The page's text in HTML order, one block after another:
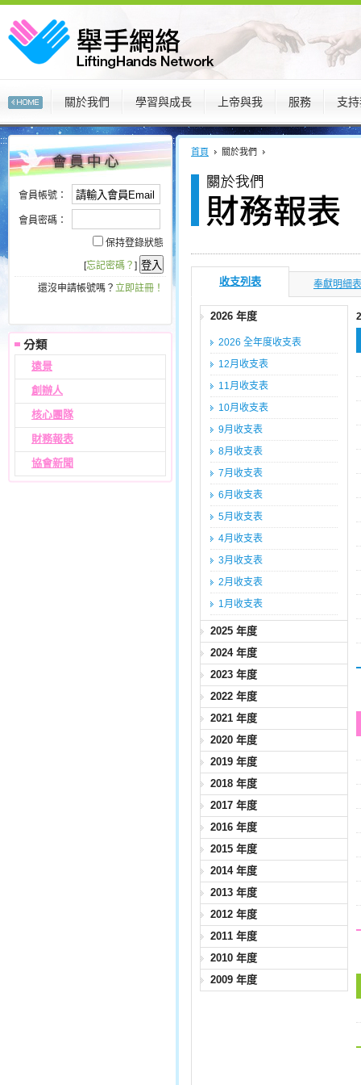
關於我們 學習與成長 上帝與我 服務 支
:::
會員帳號：
會員密碼：
保持登錄狀態
[忘記密碼？ ]
還沒申請帳號嗎？ 立即註冊！
遠景
創辦人
核心團隊
財務報表
協會新聞
:::
首頁 關於我們
收支列表 奉獻明細表
2026 年度
2026 全年度收支表
12月收支表
11月收支表
10月收支表
9月收支表
8月收支表
7月收支表
6月收支表
5月收支表
4月收支表
3月收支表
2月收支表
1月收支表
2025 年度
2024 年度
2023 年度
2022 年度
2021 年度
2020 年度
2019 年度
2018 年度
2017 年度
2016 年度
2015 年度
2014 年度
2013 年度
2012 年度
2011 年度
2010 年度
2009 年度